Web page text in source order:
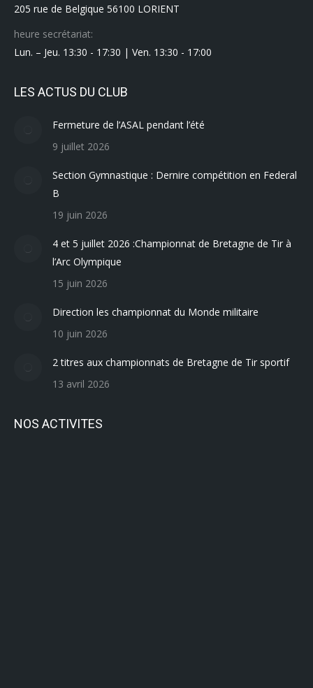
205 rue de Belgique 56100 LORIENT
heure secrétariat:
Lun. – Jeu. 13:30 - 17:30 | Ven. 13:30 - 17:00
LES ACTUS DU CLUB
Fermeture de l’ASAL pendant l’été
9 juillet 2026
Section Gymnastique : Dernire compétition en Federal
B
19 juin 2026
4 et 5 juillet 2026 :Championnat de Bretagne de Tir à
l’Arc Olympique
15 juin 2026
Direction les championnat du Monde militaire
10 juin 2026
2 titres aux championnats de Bretagne de Tir sportif
13 avril 2026
NOS ACTIVITES